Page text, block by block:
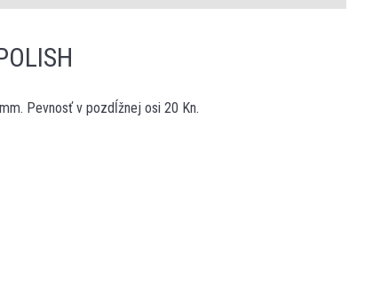
Pevnosť v pozdĺžnej osi 20 Kn.